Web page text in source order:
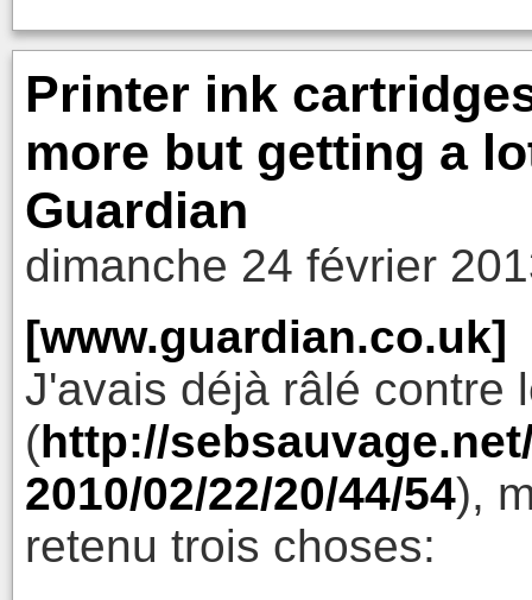
Printer ink
more but getting a
Guardian
dimanche 24 février
[www.guardian.co.uk]
J'avais déjà râlé contre
(http://
2010/02/22/20/44/54),
retenu trois choses: